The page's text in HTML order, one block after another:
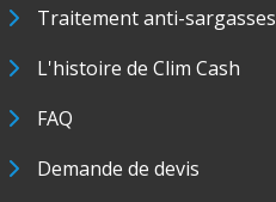
Traitement anti-sargasses
L'histoire de Clim Cash
FAQ
Demande de devis